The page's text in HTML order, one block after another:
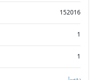
152016